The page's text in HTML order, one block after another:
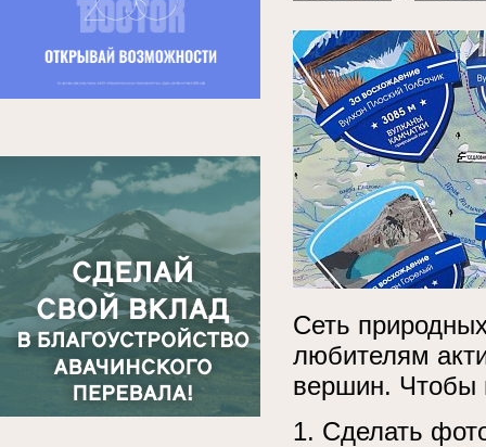
Сеть
любителям
вершин. Чтобы
1. Сделать